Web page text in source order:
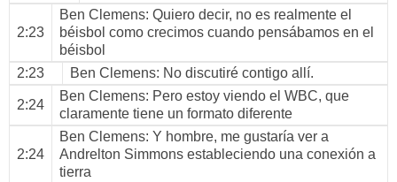
2:23
Ben Clemens: Quiero decir, no es realmente el
béisbol como crecimos cuando pensábamos en el
béisbol
2:23
Ben Clemens: No discutiré contigo allí.
2:24
Ben Clemens: Pero estoy viendo el WBC, que
claramente tiene un formato diferente
2:24
Ben Clemens: Y hombre, me gustaría ver a
Andrelton Simmons estableciendo una conexión a
tierra